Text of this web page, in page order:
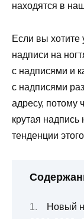
находятся в
Если вы хотите
надписи на
с надписями и
с надписями
адресу, потому
крутая надпись
тенденции
Новый